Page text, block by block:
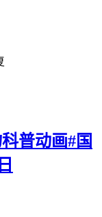
普动画#国